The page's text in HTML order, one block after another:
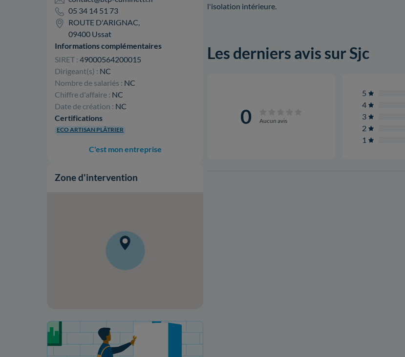
05 34 14 51 73
ROUTE D'ARIGNAC,
09400 Ussat
Informations complémentaires
SIRET : 49000564200015
Dirigeant(s) : NC
Nombre de salariés : NC
Chiffre d'affaire : NC
Date de création : NC
Certifications
ECO ARTISAN PLÂTRIER
C'est mon entreprise
Zone d'intervention
Votre projet de rénovation
l'isolation intérieure.
Les derniers avis sur Sjc
0 Aucun avis
5
4
3
2
1